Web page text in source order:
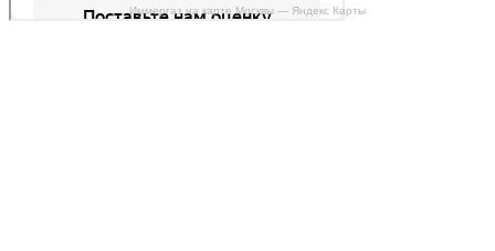
Иммергаз на карте Москвы — Яндекс Карты